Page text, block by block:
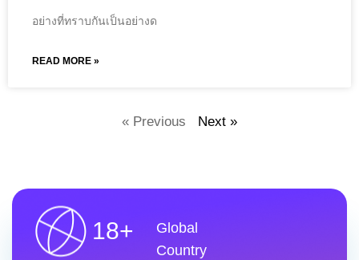
อย่างที่ทราบกันเป็นอย่างด
READ MORE »
« Previous Next »
18+
Global
Country